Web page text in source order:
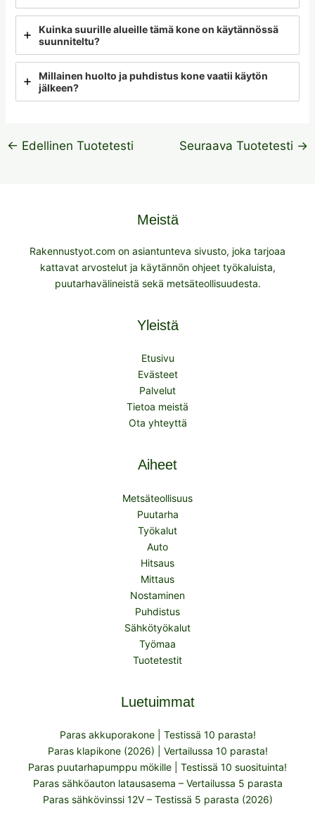
Kuinka suurille alueille tämä kone on käytännössä
suunniteltu?
Millainen huolto ja puhdistus kone vaatii käytön
jälkeen?
← Edellinen Tuotetesti Seuraava Tuotetesti →
Meistä
Rakennustyot.com on asiantunteva sivusto, joka tarjoaa
kattavat arvostelut ja käytännön ohjeet työkaluista,
puutarhavälineistä sekä metsäteollisuudesta.
Yleistä
Etusivu
Evästeet
Palvelut
Tietoa meistä
Ota yhteyttä
Aiheet
Metsäteollisuus
Puutarha
Työkalut
Auto
Hitsaus
Mittaus
Nostaminen
Puhdistus
Sähkötyökalut
Työmaa
Tuotetestit
Luetuimmat
Paras akkuporakone | Testissä 10 parasta!
Paras klapikone (2026) | Vertailussa 10 parasta!
Paras puutarhapumppu mökille | Testissä 10 suosituinta!
Paras sähköauton latausasema – Vertailussa 5 parasta
Paras sähkövinssi 12V – Testissä 5 parasta (2026)